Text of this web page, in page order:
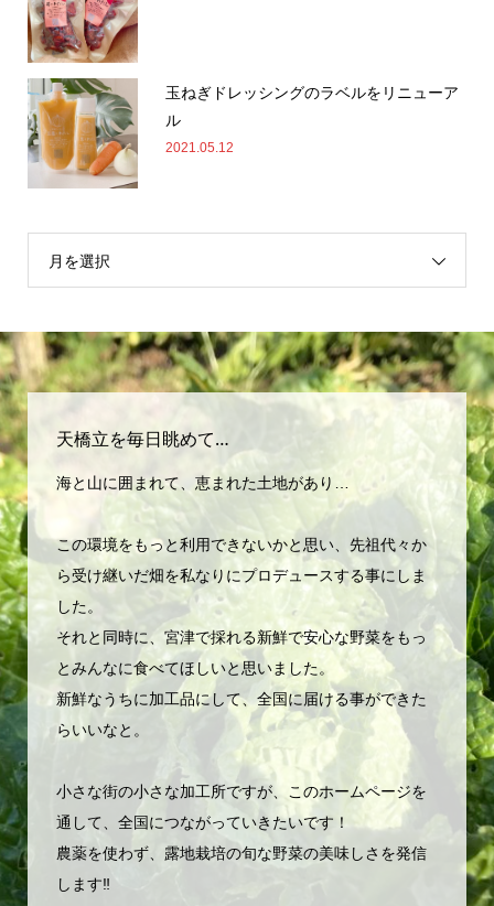
玉ねぎドレッシングのラベルをリニューア
ル
2021.05.12
月を選択
天橋立を毎日眺めて…
海と山に囲まれて、恵まれた土地があり…
この環境をもっと利用できないかと思い、先祖代々か
ら受け継いだ畑を私なりにプロデュースする事にしま
した。
それと同時に、宮津で採れる新鮮で安心な野菜をもっ
とみんなに食べてほしいと思いました。
新鮮なうちに加工品にして、全国に届ける事ができた
らいいなと。
小さな街の小さな加工所ですが、このホームページを
通して、全国につながっていきたいです！
農薬を使わず、露地栽培の旬な野菜の美味しさを発信
します‼️